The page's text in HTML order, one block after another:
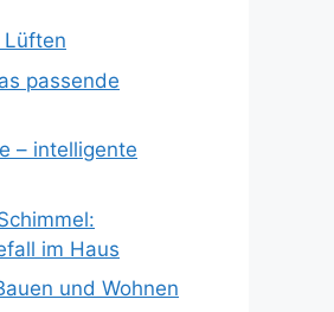
Lüften
passende
– intelligente
im Haus
und Wohnen